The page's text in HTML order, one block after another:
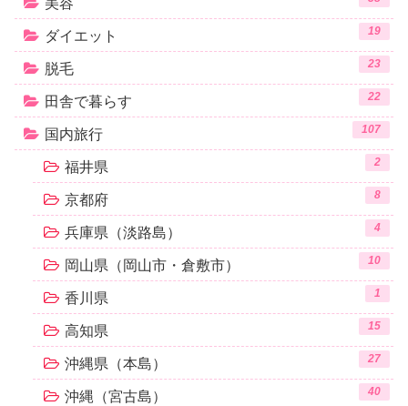
ダイエット 19
脱毛 23
田舎で暮らす 22
国内旅行 107
福井県 2
京都府 8
兵庫県（淡路島） 4
岡山県（岡山市・倉敷市） 10
香川県 1
高知県 15
沖縄県（本島） 27
沖縄（宮古島） 40